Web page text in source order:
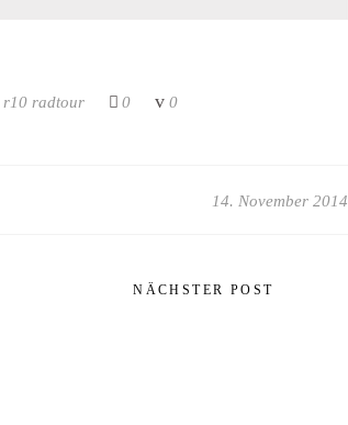
r10 radtour 0 0
14. November 2014
NÄCHSTER POST